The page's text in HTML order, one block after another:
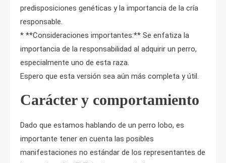
predisposiciones genéticas y la importancia de la cría
responsable.
* **Consideraciones importantes:** Se enfatiza la
importancia de la responsabilidad al adquirir un perro,
especialmente uno de esta raza.
Espero que esta versión sea aún más completa y útil.
Carácter y comportamiento
Dado que estamos hablando de un perro lobo, es
importante tener en cuenta las posibles
manifestaciones no estándar de los representantes de